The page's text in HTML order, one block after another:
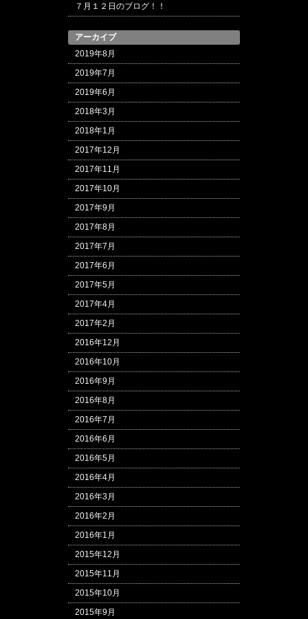
７月１２日のブログ！！
アーカイブ
2019年8月
2019年7月
2019年6月
2018年3月
2018年1月
2017年12月
2017年11月
2017年10月
2017年9月
2017年8月
2017年7月
2017年6月
2017年5月
2017年4月
2017年2月
2016年12月
2016年10月
2016年9月
2016年8月
2016年7月
2016年6月
2016年5月
2016年4月
2016年3月
2016年2月
2016年1月
2015年12月
2015年11月
2015年10月
2015年9月